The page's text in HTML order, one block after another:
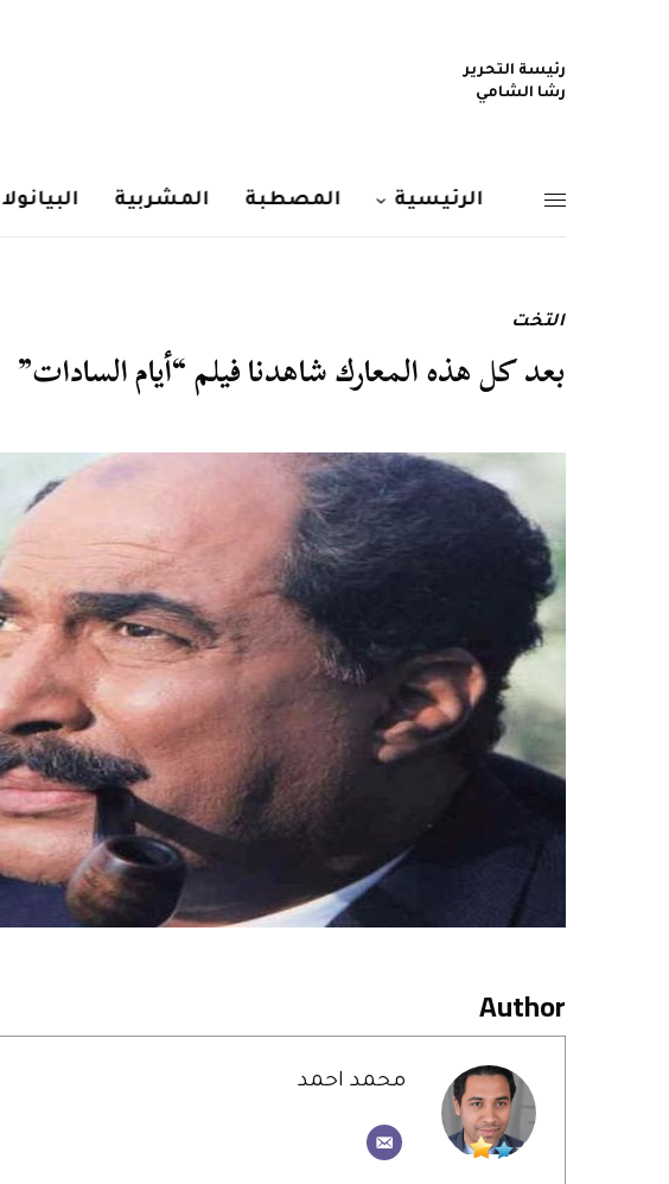
رئيسة التحرير
رشا الشامي
الرئيسية المصطبة المشربية البيانولا
التخت
بعد كل هذه المعارك شاهدنا فيلم “أيام السادات”
Author
محمد احمد